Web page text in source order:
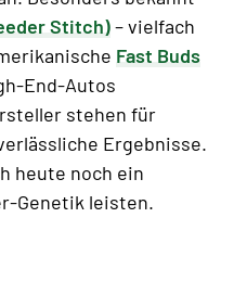
Stitch)– vielfach
Fast Buds
End-Autos
stehen für
Ergebnisse.
heute noch ein
Genetik leisten.